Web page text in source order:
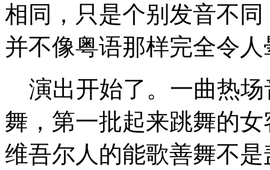
相同，只是个别发音不
并不像粤语那样完全令人
演出开始了。一曲热
舞，第一批起来跳舞的
维吾尔人的能歌善舞不